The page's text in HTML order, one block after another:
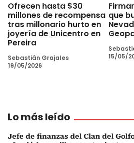
Ofrecen hasta $30
millones de recompensa
tras millonario hurto en
joyería de Unicentro en
Pereira
Sebastián Grajales
19/05/2026
que
15/05/
Lo más leído
Jefe de finanzas del Clan del